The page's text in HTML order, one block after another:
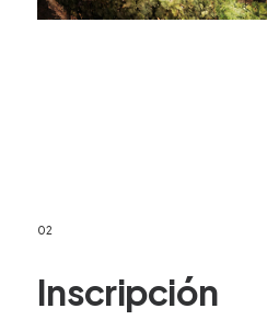
02
Inscripción